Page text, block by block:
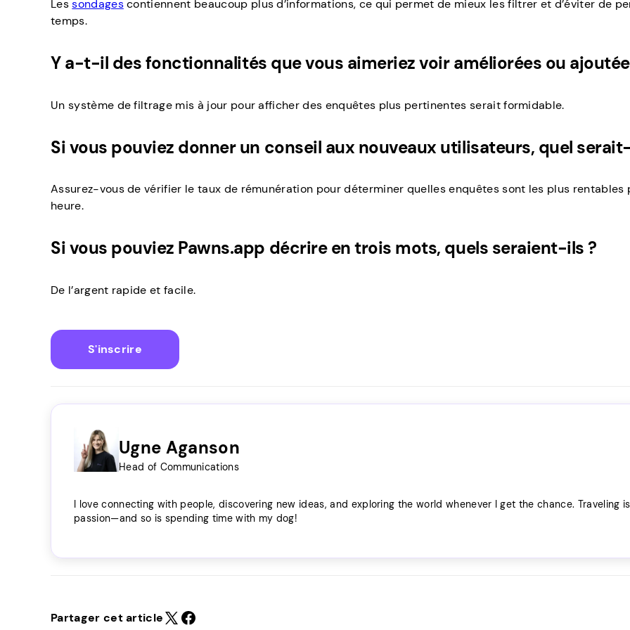
Lessondagescontiennent beaucoup plus d’informations, ce qui permet de mieux les filtrer et d’éviter de
temps.
Y a-t-il des fonctionnalités que vous aimeriez voir améliorées ou
Un système de filtrage mis à jour pour afficher des enquêtes plus pertinentes serait formidable.
Si vous pouviez donner un conseil aux nouveaux utilisateurs, quel
Assurez-vous de vérifier le taux de rémunération pour déterminer quelles enquêtes sont les plus rentables
heure.
Si vous pouviez Pawns.app décrire en trois mots, quels seraient-ils ?
De l’argent rapide et facile.
S'inscrire
Ugne Aganson
Head of Communications
I love connecting with people, discovering new ideas, and exploring the world whenever I get the chance. Traveling
passion—and so is spending time with my dog!
Partager cet article